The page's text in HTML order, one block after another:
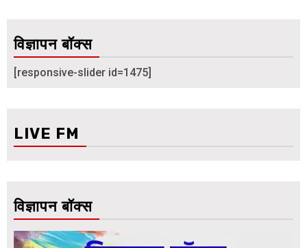
विज्ञापन बॉक्स
[responsive-slider id=1475]
LIVE FM
विज्ञापन बॉक्स